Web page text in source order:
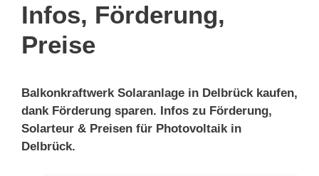
Infos, Förderung,
Preise
Balkonkraftwerk Solaranlage in Delbrück kaufen,
dank Förderung sparen. Infos zu Förderung,
Solarteur & Preisen für Photovoltaik in
Delbrück.